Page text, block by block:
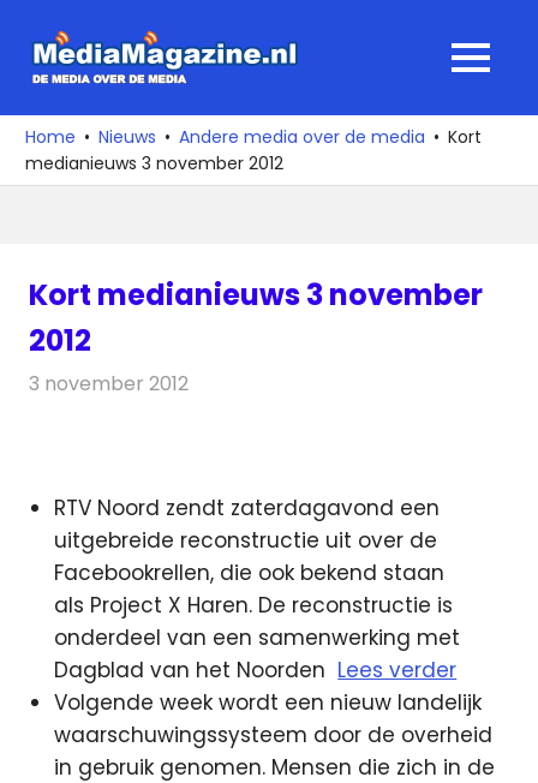
naar
media
over
de
MENU
Home Nieuws Andere media over de media
Kort
medianieuws 3 november 2012
Kort medianieuws 3 november
2012
3 november 2012
RTV Noord zendt zaterdagavond een
uitgebreide reconstructie uit over de
Facebookrellen, die ook bekend staan
als Project X Haren. De reconstructie is
onderdeel van een samenwerking met
Dagblad van het Noorden Lees verder
Volgende week wordt een nieuw landelijk
waarschuwingssysteem door de overheid
in gebruik genomen. Mensen die zich in de